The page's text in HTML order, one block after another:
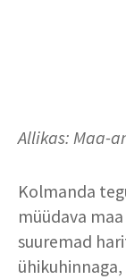
Allikas: Maa-
Kolmanda
müüdava
suuremad